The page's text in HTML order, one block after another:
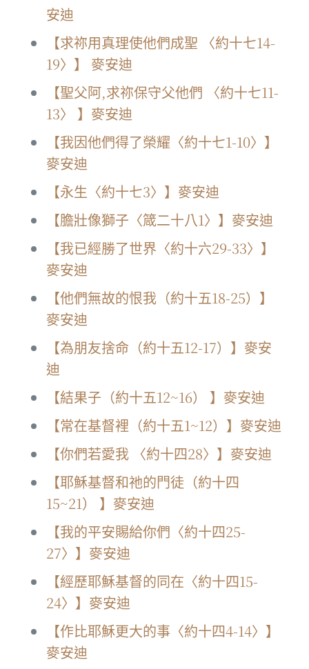
安迪
【求祢用真理使他們成聖 〈約十七14-
19〉】 麥安迪
【聖父阿,求祢保守父他們 〈約十七11-
13〉 】麥安迪
【我因他們得了榮耀〈約十七1-10〉】
麥安迪
【永生〈約十七3〉】麥安迪
【膽壯像獅子〈箴二十八1〉】麥安迪
【我已經勝了世界〈約十六29-33〉】
麥安迪
【他們無故的恨我（約十五18-25）】
麥安迪
【為朋友捨命（約十五12-17）】麥安
迪
【結果子（約十五12~16） 】麥安迪
【常在基督裡（約十五1~12）】麥安迪
【你們若愛我 〈約十四28〉】麥安迪
【耶穌基督和祂的門徒（約十四
15~21） 】麥安迪
【我的平安賜給你們〈約十四25-
27〉】麥安迪
【經歷耶穌基督的同在〈約十四15-
24〉】麥安迪
【作比耶穌更大的事〈約十四4-14〉】
麥安迪